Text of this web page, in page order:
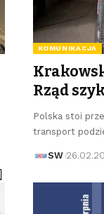
KOMUNIKACJA
Rząd
Polska stoi
transport
SW